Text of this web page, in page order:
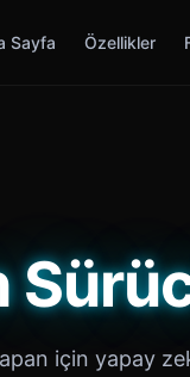
Sayfa Özellikler
için yapay